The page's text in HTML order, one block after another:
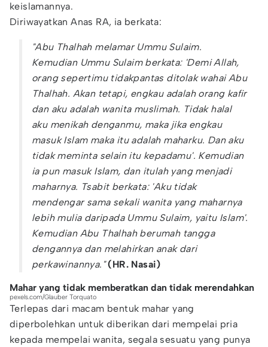
keislamannya.
Diriwayatkan Anas RA, ia berkata:
"Abu Thalhah melamar Ummu Sulaim.
Kemudian Ummu Sulaim berkata: 'Demi Allah,
orang sepertimu tidakpantas ditolak wahai Abu
Thalhah. Akan tetapi, engkau adalah orang kafir
dan aku adalah wanita muslimah. Tidak halal
aku menikah denganmu, maka jika engkau
masuk Islam maka itu adalah maharku. Dan aku
tidak meminta selain itu kepadamu'. Kemudian
ia pun masuk Islam, dan itulah yang menjadi
maharnya. Tsabit berkata: 'Aku tidak
mendengar sama sekali wanita yang maharnya
lebih mulia daripada Ummu Sulaim, yaitu Islam'.
Kemudian Abu Thalhah berumah tangga
dengannya dan melahirkan anak dari
perkawinannya." (HR. Nasai)
Mahar yang tidak memberatkan dan tidak merendahkan
pexels.com/Glauber Torquato
Terlepas dari macam bentuk mahar yang
diperbolehkan untuk diberikan dari mempelai pria
kepada mempelai wanita, segala sesuatu yang punya